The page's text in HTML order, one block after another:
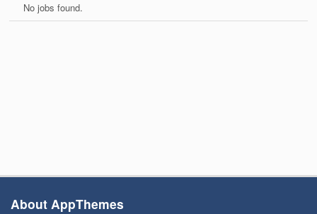
No jobs found.
About AppThemes